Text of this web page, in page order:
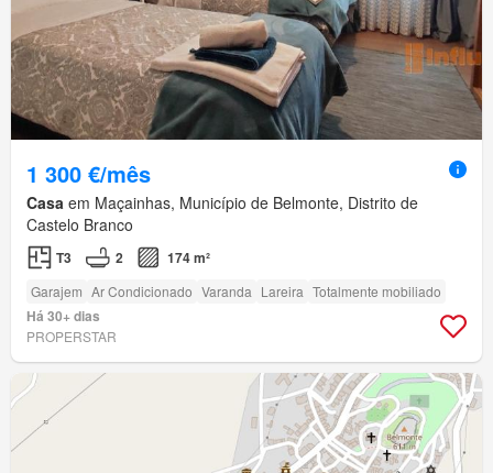
1 300 €/mês
Casa em Maçainhas, Município de Belmonte, Distrito de
Castelo Branco
T3 2 174 m²
Garajem Ar Condicionado Varanda Lareira Totalmente mobiliado
Há 30+ dias
PROPERSTAR